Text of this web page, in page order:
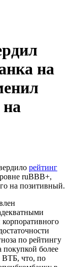
на
на
рейтинг
ruВВВ+,
на позитивный.
по рейтингу
покупкой более
ВТБ, что, по